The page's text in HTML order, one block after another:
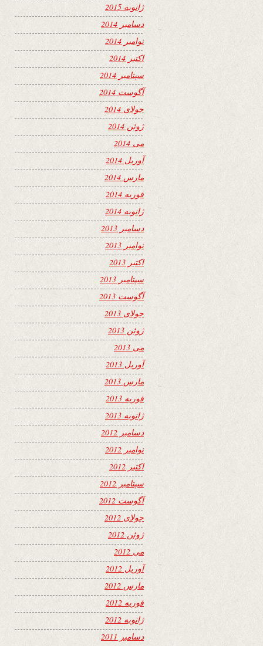
ژانویه 2015
دسامبر 2014
نوامبر 2014
اکتبر 2014
سپتامبر 2014
آگوست 2014
جولای 2014
ژوئن 2014
می 2014
آوریل 2014
مارس 2014
فوریه 2014
ژانویه 2014
دسامبر 2013
نوامبر 2013
اکتبر 2013
سپتامبر 2013
آگوست 2013
جولای 2013
ژوئن 2013
می 2013
آوریل 2013
مارس 2013
فوریه 2013
ژانویه 2013
دسامبر 2012
نوامبر 2012
اکتبر 2012
سپتامبر 2012
آگوست 2012
جولای 2012
ژوئن 2012
می 2012
آوریل 2012
مارس 2012
فوریه 2012
ژانویه 2012
دسامبر 2011